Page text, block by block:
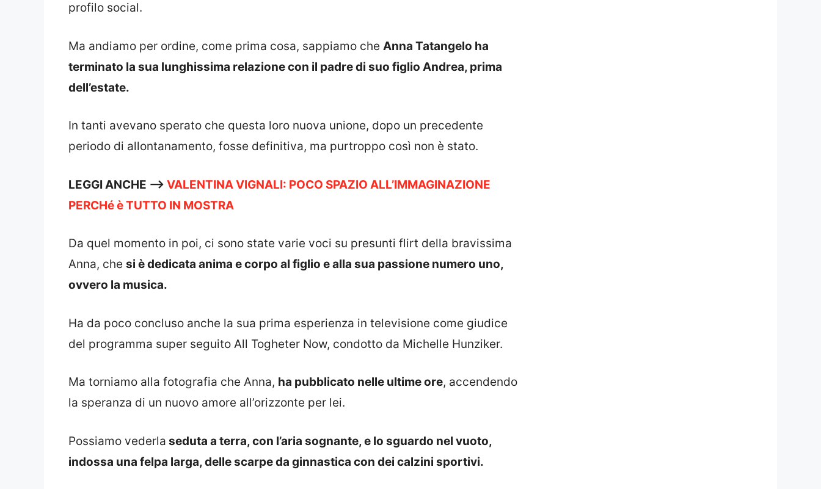
profilo social.
Ma andiamo per ordine, come prima cosa, sappiamo che Anna Tatangelo ha
terminato la sua lunghissima relazione con il padre di suo figlio Andrea, prima
dell’estate.
In tanti avevano sperato che questa loro nuova unione, dopo un precedente
periodo di allontanamento, fosse definitiva, ma purtroppo così non è stato.
LEGGI ANCHE —-> VALENTINA VIGNALI: POCO SPAZIO ALL’IMMAGINAZIONE
PERCHé è TUTTO IN MOSTRA
Da quel momento in poi, ci sono state varie voci su presunti flirt della bravissima
Anna, che si è dedicata anima e corpo al figlio e alla sua passione numero uno,
ovvero la musica.
Ha da poco concluso anche la sua prima esperienza in televisione come giudice
del programma super seguito All Togheter Now, condotto da Michelle Hunziker.
Ma torniamo alla fotografia che Anna, ha pubblicato nelle ultime ore, accendendo
la speranza di un nuovo amore all’orizzonte per lei.
Possiamo vederla seduta a terra, con l’aria sognante, e lo sguardo nel vuoto,
indossa una felpa larga, delle scarpe da ginnastica con dei calzini sportivi.